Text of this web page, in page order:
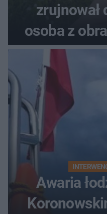
zrujnował
osoba z
do
Awaria